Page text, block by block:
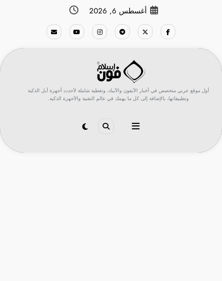
أغسطس 6, 2026
أول موقع عربي متخصص في أخبار الآيفون والآيباد، وتغطية شاملة لأحدث أجهزة أبل الذكية
وتطبيقاتها، بالإضافة إلى كل ما يهمك في عالم التقنية والأجهزة الذكية.